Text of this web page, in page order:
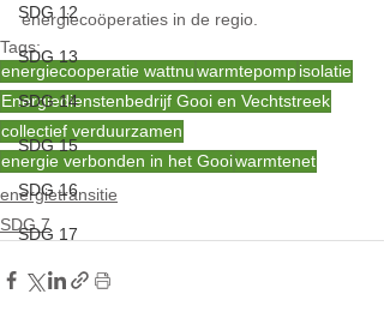
SDG 12
SDG 13
SDG 14
SDG 15
SDG 16
SDG 17
energiecoöperaties in de regio.
Tags:
energiecooperatie wattnuwarmtepompisolatie
Energiedienstenbedrijf Gooi en Vechtstreek
collectief verduurzamen
energie verbonden in het Gooiwarmtenet
energietransitie
SDG 7